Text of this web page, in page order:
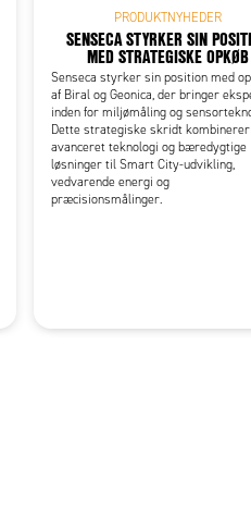
PRODUKTNYHEDER
SENSECA STYRKER SIN
MED STRATEGISKE OPKØB
Senseca styrker sin position med
af Biral og Geonica, der bringer
inden for miljømåling og
Dette strategiske skridt kombinerer
avanceret teknologi og bæredygtige
løsninger til Smart City-udvikling,
vedvarende energi og
præcisionsmålinger.